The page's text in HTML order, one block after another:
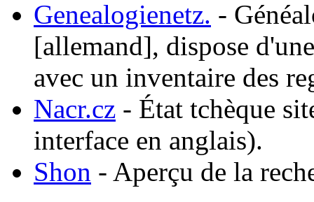
Genealogienetz. -
[allemand], dispose
avec un inventaire des
Nacr.cz - État tchèque
interface en anglais).
Shon - Aperçu de la